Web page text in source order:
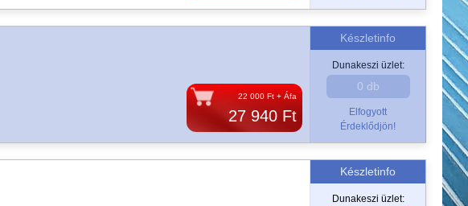
22 000 Ft + Áfa
27 940 Ft
Készletinfo
Dunakeszi üzlet:
0 db
Elfogyott
Érdeklődjön!
Készletinfo
Dunakeszi üzlet: